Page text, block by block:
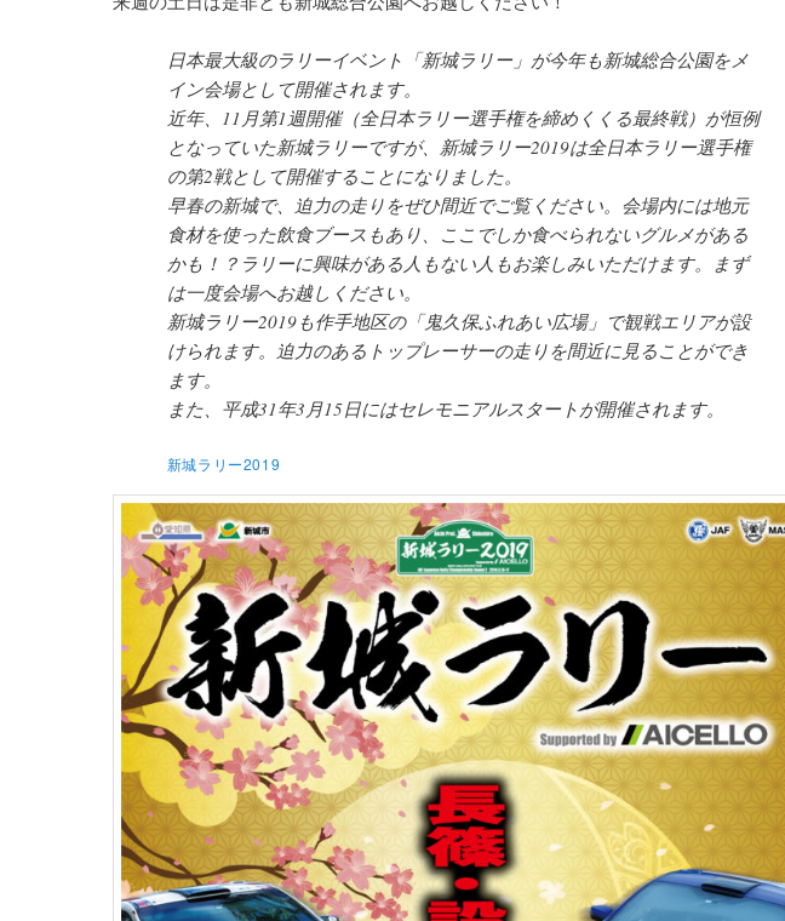
日本最大級のラリーイベント「新城ラリー」が今年も新城総合公園をメ
イン会場として開催されます。
近年、11月第1週開催（全日本ラリー選手権を締めくくる最終戦）が恒例
となっていた新城ラリーですが、新城ラリー2019は全日本ラリー選手権
の第2戦として開催することになりました。
早春の新城で、迫力の走りをぜひ間近でご覧ください。会場内には地元
食材を使った飲食ブースもあり、ここでしか食べられないグルメがある
かも！？ラリーに興味がある人もない人もお楽しみいただけます。まず
は一度会場へお越しください。
新城ラリー2019も作手地区の「鬼久保ふれあい広場」で観戦エリアが設
けられます。迫力のあるトップレーサーの走りを間近に見ることができ
ます。
また、平成31年3月15日にはセレモニアルスタートが開催されます。
新城ラリー2019